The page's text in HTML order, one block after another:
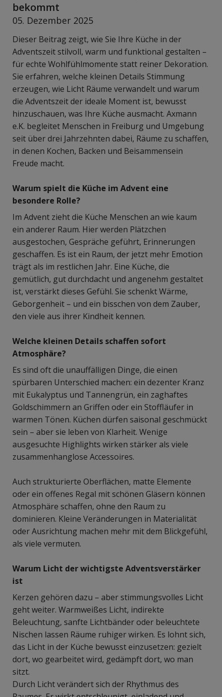
bekommt
05. Dezember 2025
Dieser Beitrag zeigt, wie Sie Ihre Küche in der
Adventszeit stilvoll, warm und funktional gestalten –
für echte Wohlfühlmomente statt reiner Dekoration.
Sie erfahren, welche kleinen Details Stimmung
erzeugen, wie Licht Räume verwandelt und warum
die Adventszeit der ideale Moment ist, bewusst
hinzuschauen, was Ihre Küche ausmacht. Axmann
e.K. begleitet Menschen in Freiburg und Umgebung
seit über drei Jahrzehnten dabei, Räume zu schaffen,
in denen Kochen, Backen und Beisammensein
Freude macht.
Warum spielt die Küche im Advent eine
besondere Rolle?
Im Advent zieht die Küche Menschen an wie kaum
ein anderer Raum. Hier werden Plätzchen
ausgestochen, Gespräche geführt, Erinnerungen
geschaffen. Es ist ein Raum, der jetzt mehr Emotion
trägt als im restlichen Jahr. Eine Küche, die
gemütlich, gut durchdacht und angenehm gestaltet
ist, verstärkt dieses Gefühl. Sie schenkt Wärme,
Geborgenheit – und ein bisschen von dem Zauber,
den viele aus ihrer Kindheit kennen.
Welche kleinen Details schaffen sofort
Atmosphäre?
Es sind oft die unauffälligen Dinge, die einen
spürbaren Unterschied machen: ein dezenter Kranz
mit Eukalyptus und Tannengrün, ein zaghaftes
Goldschimmern an Griffen oder ein Stoffläufer in
warmen Tönen. Küchen dürfen saisonal geschmückt
sein – aber sie leben von Klarheit. Wenige
ausgesuchte Highlights wirken stärker als viele
zusammenhanglose Accessoires.
Auch strukturierte Oberflächen, matte Elemente
oder ein offenes Regal mit schönen Gläsern können
Atmosphäre schaffen, ohne den Raum zu
dominieren. Kleine Veränderungen in Materialität
oder Ausrichtung machen mehr mit dem Blickgefühl,
als viele vermuten.
Warum Licht der wichtigste Adventsverstärker
ist
Kerzen gehören dazu – aber stimmungsvolles Licht
geht weiter. Warmweißes Licht, indirekte
Beleuchtung, sanfte Lichtbänder oder beleuchtete
Nischen lassen Räume ruhiger wirken. Es lohnt sich,
das Licht in der Küche bewusst einzusetzen: gezielt
dort, wo gearbeitet wird, gedämpft dort, wo man
sitzt.
Durch Licht verändert sich der Rhythmus des